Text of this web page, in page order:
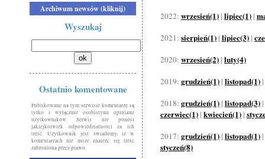
Archiwum newsów (kliknij)
Wyszukaj
Ostatnio komentowane
Publikowane na tym serwisie komentarze są
tylko i wyłącznie osobistymi opiniami
użytkowników. Serwis nie ponosi
jakiejkolwiek odpowiedzialności za ich
treść. Użytkownik jest świadomy, iż w
komentarzach nie może znaleźć się treść
zabroniona przez prawo.
2022: wrzesień(1) | lipiec(1) |
2021: sierpień(1) | lipiec(3) |
2020: wrzesień(2) | luty(4)
2019: grudzień(1) | listopad(1) |
2018: grudzień(1) | listopad(3) |
czerwiec(1) | kwiecień(1) |
2017: grudzień(1) | listopad(1) |
styczeń(8)